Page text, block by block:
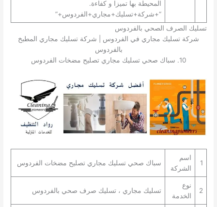
المحيطة بها تميزا و كفاءة.
“+شركة+تسليك+مجاري+الفردوس+”
تسليك الصرف الصحي بالفردوس
شركة تسليك مجاري في الفردوس | شركة تسليك مجاري المطبخ
بالفردوس
10. سباك صحي تسليك مجاري تصليح مضخات الفردوس
1
اسم
الشركة
سباك صحي تسليك مجاري تصليح مضخات الفردوس
2
نوع
الخدمة
تسليك مجاري ، تسليك صرف صحي بالفردوس